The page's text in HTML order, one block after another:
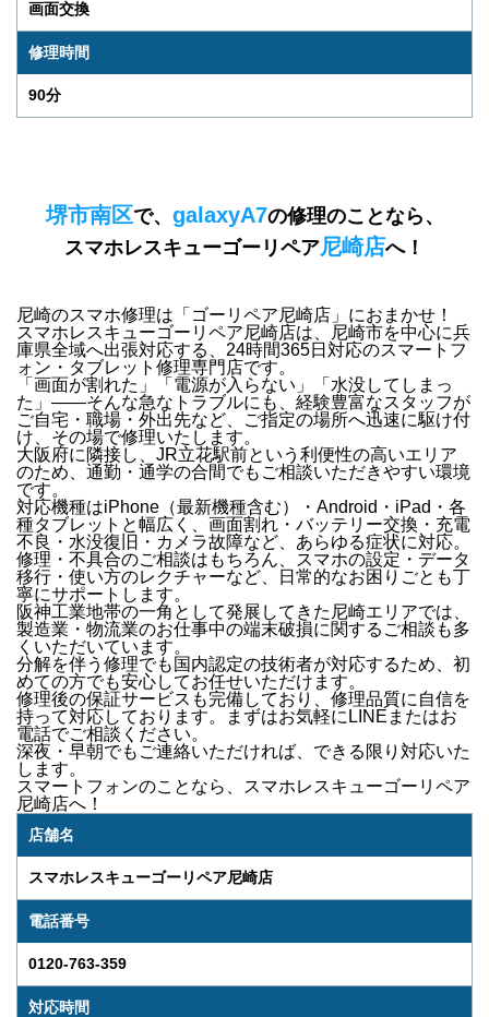
画面交換
修理時間
90分
堺市南区で、 galaxyA7の修理のことなら、
スマホレスキューゴーリペア尼崎店へ！
尼崎のスマホ修理は「ゴーリペア尼崎店」におまかせ！
スマホレスキューゴーリペア尼崎店は、
尼崎市を中心に兵
庫県全域へ出張対応する、24時間365日対応のスマートフ
ォン・タブレット修理専門店です。
「画面が割れた」「電源が入らない」「水没してしまっ
た」 ——そんな急なトラブルにも、経験豊富なスタッフが
ご自宅・職場・外出先など、ご指定の場所へ迅速に駆け付
け 、その場で修理いたします。
大阪府に隣接し、JR立花駅前という利便性の高いエリア
のため、通勤・通学の合間でもご相談いただきやすい環境
です。
対応機種はiPhone（最新機種含む）・Android・iPad・各
種タブレット と幅広く、 画面割れ・バッテリー交換・充電
不良・水没復旧・カメラ故障など、あらゆる症状に対応。
修理・不具合のご相談はもちろん、
スマホの設定・データ
移行・使い方のレクチャーなど、日常的なお困りごとも丁
寧にサポートします。
阪神工業地帯の一角として発展してきた尼崎エリアでは、
製造業・物流業のお仕事中の端末破損に関するご相談も多
くいただいています。
分解を伴う修理でも国内認定の技術者が対応するため、初
めての方でも安心してお任せいただけます。
修理後の保証サービス も完備しており、修理品質に自信を
持って対応しております。
まずはお気軽にLINEまたはお
電話でご相談ください。
深夜・早朝でもご連絡いただければ、できる限り対応いた
します。
スマートフォンのことなら、
スマホレスキューゴーリペア
尼崎店へ！
店舗名
スマホレスキューゴーリペア尼崎店
電話番号
0120-763-359
対応時間